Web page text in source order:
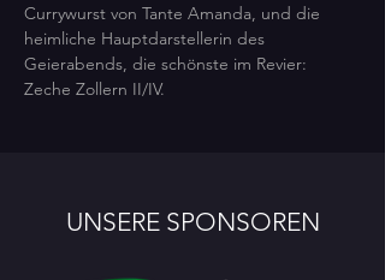
Currywurst von Tante Amanda, und die
heimliche Hauptdarstellerin des
Geierabends, die schönste im Revier:
Zeche Zollern II/IV.
UNSERE SPONSOREN